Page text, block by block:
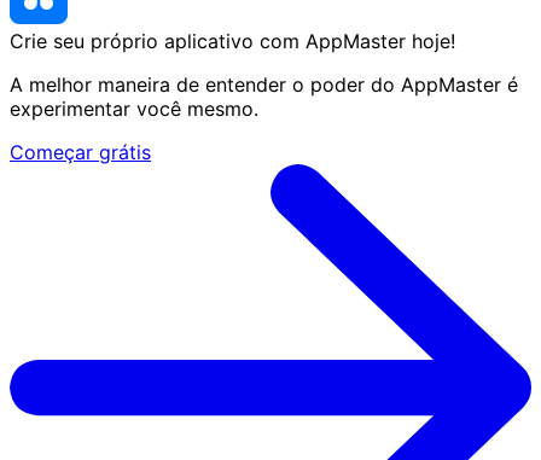
Crie seu próprio aplicativo com AppMaster hoje!
A melhor maneira de entender o poder do AppMaster é
experimentar você mesmo.
Começar grátis